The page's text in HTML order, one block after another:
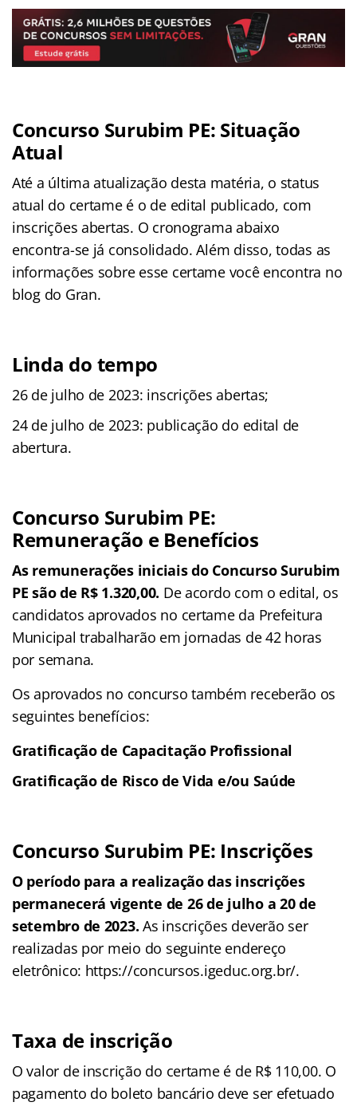
Concurso Surubim PE: Situação
Atual
Até a última atualização desta matéria, o status
atual do certame é o de edital publicado, com
inscrições abertas. O cronograma abaixo
encontra-se já consolidado. Além disso, todas as
informações sobre esse certame você encontra no
blog do Gran.
Linda do tempo
26 de julho de 2023: inscrições abertas;
24 de julho de 2023: publicação do edital de
abertura.
Concurso Surubim PE:
Remuneração e Benefícios
As remunerações iniciais do Concurso Surubim
PE são de R$ 1.320,00. De acordo com o edital, os
candidatos aprovados no certame da Prefeitura
Municipal trabalharão em jornadas de 42 horas
por semana.
Os aprovados no concurso também receberão os
seguintes benefícios:
Gratificação de Capacitação Profissional
Gratificação de Risco de Vida e/ou Saúde
Concurso Surubim PE: Inscrições
O período para a realização das inscrições
permanecerá vigente de 26 de julho a 20 de
setembro de 2023.As inscrições deverão ser
realizadas por meio do seguinte endereço
eletrônico: https://concursos.igeduc.org.br/.
Taxa de inscrição
O valor de inscrição do certame é de R$ 110,00. O
pagamento do boleto bancário deve ser efetuado